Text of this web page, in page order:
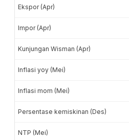
Ekspor (Apr)
Impor (Apr)
Kunjungan Wisman (Apr)
Inflasi yoy (Mei)
Inflasi mom (Mei)
Persentase kemiskinan (Des)
NTP (Mei)